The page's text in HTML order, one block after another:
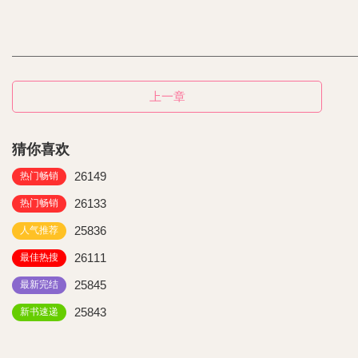
上一章
猜你喜欢
热门畅销 26149
热门畅销 26133
人气推荐 25836
最佳热搜 26111
最新完结 25845
新书速递 25843